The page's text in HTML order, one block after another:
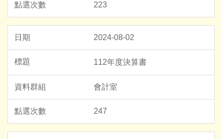
223
2024-08-02
112年度決算書
會計室
247